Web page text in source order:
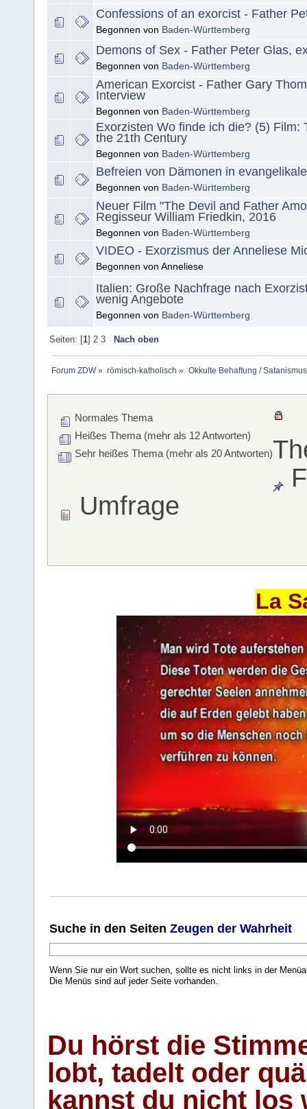
Confessions of an exorcist - Father
Begonnen von Baden-Württemberg
Demons of Sex - Father Peter Glas,
Begonnen von Baden-Württemberg
American Exorcist - Father Gary
Interview
Begonnen von Baden-Württemberg
Exorzisten Wo finde ich die? (5) Film:
the 21th Century
Begonnen von Baden-Württemberg
Befreien von Dämonen in
Begonnen von Baden-Württemberg
Neuer Film "The Devil and Father
Regisseur William Friedkin, 2016
Begonnen von Baden-Württemberg
VIDEO - Exorzismus der Anneliese
Begonnen von Anneliese
Italien: Große Nachfrage nach
wenig Angebote
Begonnen von Baden-Württemberg
Seiten: [1] 2 3 Nach oben
Forum ZDW» römisch-katholisch » Okkulte Behaftung /
Normales Thema
Heißes Thema (mehr als 12 Antworten)
Sehr heißes Thema (mehr als 20 Antworten)
Umfrage
La
Suche in den Seiten Zeugen der Wahrheit
Wenn Sie nur ein Wort suchen, sollte es nicht links in der
Die Menüs sind auf jeder Seite vorhanden..
Du hörst die
lobt, tadelt oder
kannst du nicht los